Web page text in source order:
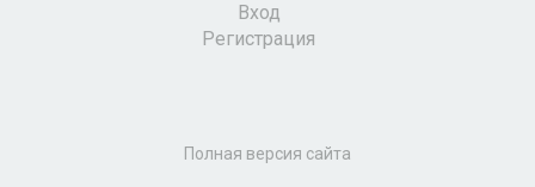
Вход
Регистрация
Полная версия сайта